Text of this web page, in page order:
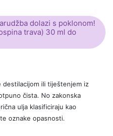
dolazi s poklonom!
trava) 30 ml do
destilacijom ili tiještenjem iz
čista. No zakonska
ulja klasificiraju kao
oznake opasnosti.